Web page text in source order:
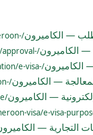
— الكاميرون
الكاميرون approval-
الكاميرون e-visa-
— الكاميرون
— الكاميرون/ar/cameroon-visa/e-visa-purpose/
التجارية —